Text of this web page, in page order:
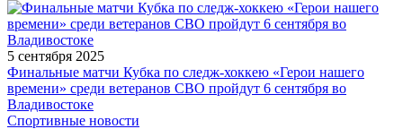
5 сентября 2025
Финальные матчи Кубка по следж-хоккею «Герои нашего
времени» среди ветеранов СВО пройдут 6 сентября во
Владивостоке
Спортивные новости